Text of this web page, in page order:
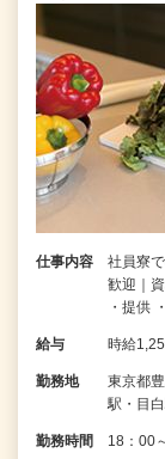
仕事内容
社員寮
歓迎｜
・提供
給与 時給
勤務地
東京都
駅・目
勤務時間 18：00